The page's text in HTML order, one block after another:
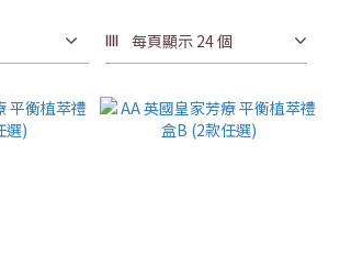
每頁顯示 24 個